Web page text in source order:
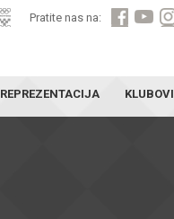
Pratite nas na:
REPREZENTACIJA KLUBOVI